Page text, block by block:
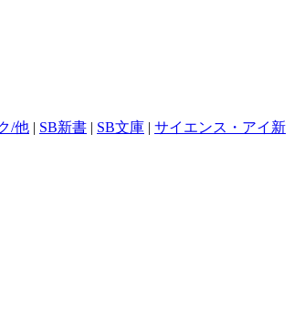
/他 | SB新書 | SB文庫 | サイエンス・アイ新